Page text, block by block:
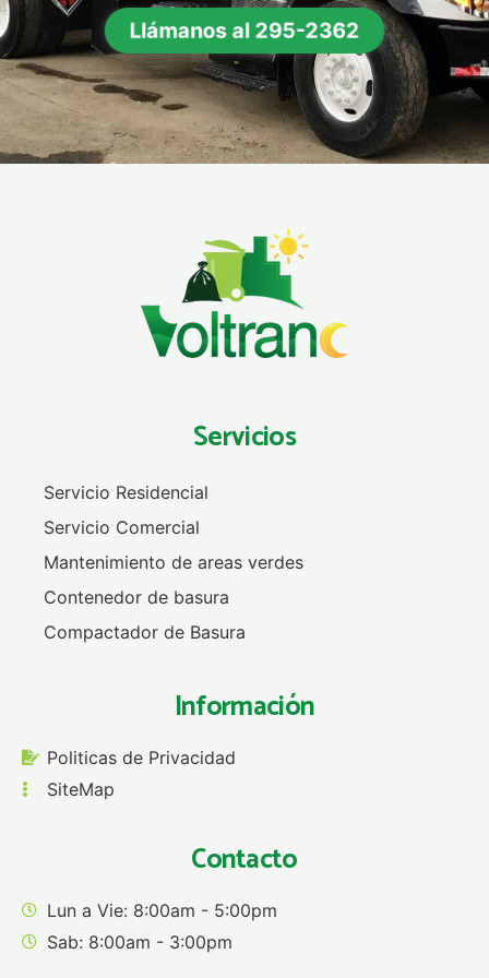
Llámanos al 295-2362
Servicios
Servicio Residencial
Servicio Comercial
Mantenimiento de areas verdes
Contenedor de basura
Compactador de Basura
Información
Politicas de Privacidad
SiteMap
Contacto
Lun a Vie: 8:00am - 5:00pm
Sab: 8:00am - 3:00pm